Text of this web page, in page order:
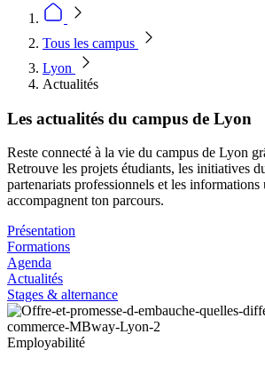
Tous les campus
Lyon
Actualités
Les actualités du campus de Lyon
Reste connecté à la vie du campus de Lyon
Retrouve les projets étudiants, les initiatives
partenariats professionnels et les informations
accompagnent ton parcours.
Présentation
Formations
Agenda
Actualités
Stages & alternance
Employabilité